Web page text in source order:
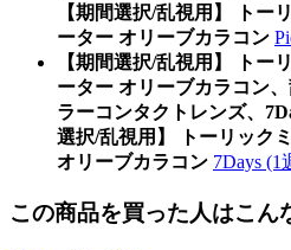
【期間選択/乱視用】 トー
ーター オリーブカラコン
【期間選択/乱視用】 トー
ーター オリーブカラコン
ラーコンタクトレンズ、
選択/乱視用】 トーリック
オリーブカラコン 7Days (1
この商品を買った人はこん